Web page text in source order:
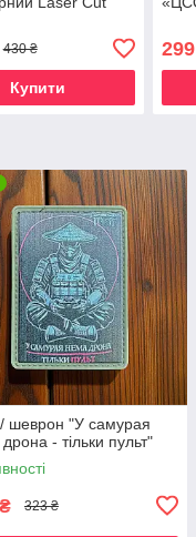
430 ₴
Купити
299
шеврон "У самурая
- тільки пульт"
₴ 323 ₴